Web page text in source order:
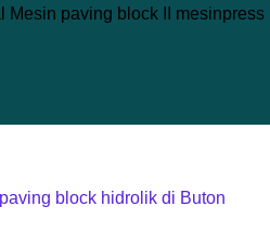
block hidrolik di Buton